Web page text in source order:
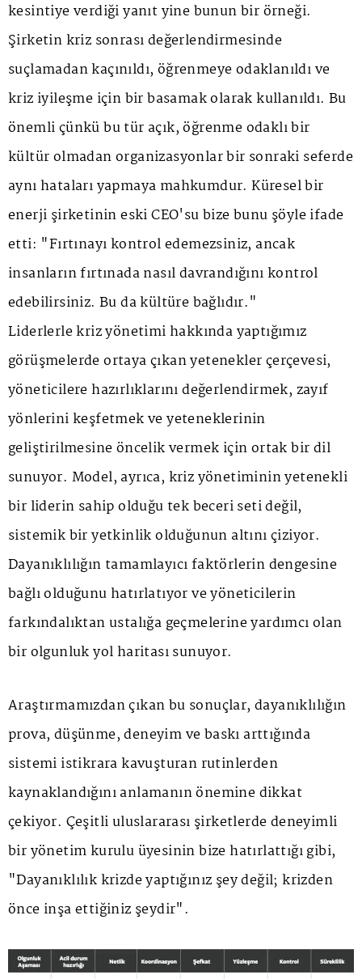
kesintiye verdiği yanıt yine bunun bir örneği.
Şirketin kriz sonrası değerlendirmesinde
suçlamadan kaçınıldı, öğrenmeye odaklanıldı ve
kriz iyileşme için bir basamak olarak kullanıldı. Bu
önemli çünkü bu tür açık, öğrenme odaklı bir
kültür olmadan organizasyonlar bir sonraki seferde
aynı hataları yapmaya mahkumdur. Küresel bir
enerji şirketinin eski CEO'su bize bunu şöyle ifade
etti: "Fırtınayı kontrol edemezsiniz, ancak
insanların fırtınada nasıl davrandığını kontrol
edebilirsiniz. Bu da kültüre bağlıdır."
Liderlerle kriz yönetimi hakkında yaptığımız
görüşmelerde ortaya çıkan yetenekler çerçevesi,
yöneticilere hazırlıklarını değerlendirmek, zayıf
yönlerini keşfetmek ve yeteneklerinin
geliştirilmesine öncelik vermek için ortak bir dil
sunuyor. Model, ayrıca, kriz yönetiminin yetenekli
bir liderin sahip olduğu tek beceri seti değil,
sistemik bir yetkinlik olduğunun altını çiziyor.
Dayanıklılığın tamamlayıcı faktörlerin dengesine
bağlı olduğunu hatırlatıyor ve yöneticilerin
farkındalıktan ustalığa geçmelerine yardımcı olan
bir olgunluk yol haritası sunuyor.
Araştırmamızdan çıkan bu sonuçlar, dayanıklılığın
prova, düşünme, deneyim ve baskı arttığında
sistemi istikrara kavuşturan rutinlerden
kaynaklandığını anlamanın önemine dikkat
çekiyor. Çeşitli uluslararası şirketlerde deneyimli
bir yönetim kurulu üyesinin bize hatırlattığı gibi,
"Dayanıklılık krizde yaptığınız şey değil; krizden
önce inşa ettiğiniz şeydir".